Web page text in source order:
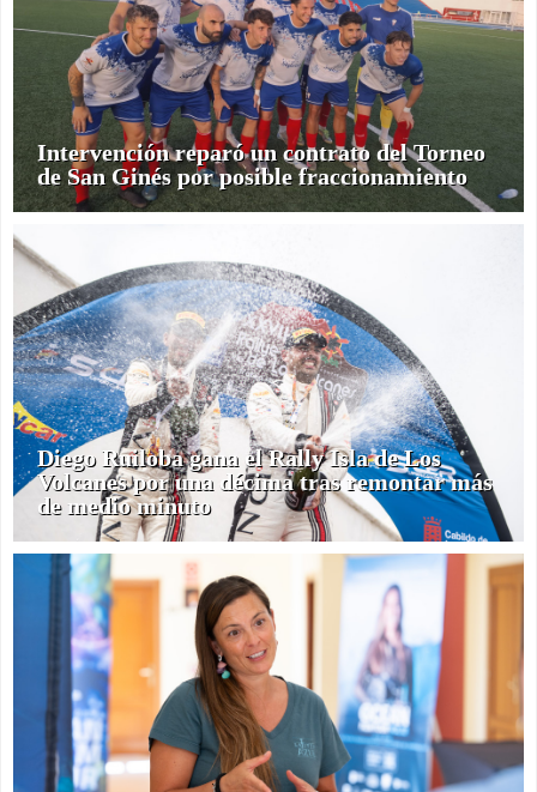
Intervención reparó un contrato del Torneo
de San Ginés por posible fraccionamiento
Diego Ruiloba gana el Rally Isla de Los
Volcanes por una décima tras remontar más
de medio minuto